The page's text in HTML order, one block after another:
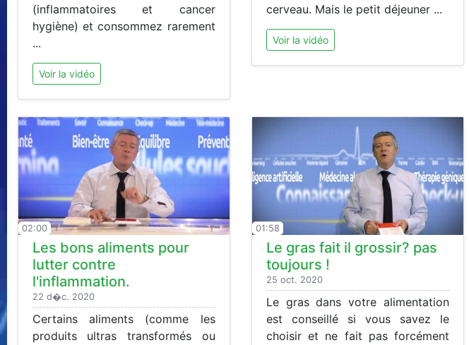
(inflammatoires et cancer
hygiène) et consommez rarement
...
Voir la vidéo
cerveau. Mais le petit déjeuner ...
Voir la vidéo
02:00
Les bons aliments pour
lutter contre
l'inflammation.
22 d�c. 2020
Certains aliments (comme les
produits ultras transformés ou
01:58
Le gras fait il grossir? pas
toujours !
25 oct. 2020
Le gras dans votre alimentation
est conseillé si vous savez le
choisir et ne fait pas forcément